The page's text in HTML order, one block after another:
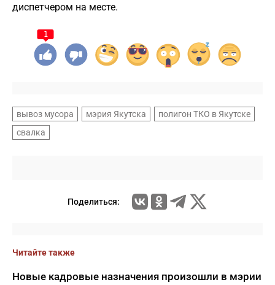
диспетчером на месте.
1
вывоз мусора мэрия Якутска
полигон ТКО в Якутске
свалка
Поделиться:
Читайте также
Новые кадровые назначения произошли в мэрии